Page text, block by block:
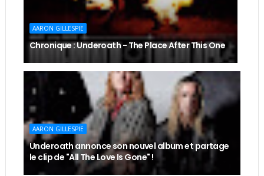
AARON GILLESPIE
Chronique : Underoath - The Place After This One
AARON GILLESPIE
Underoath annonce son nouvel album et partage
le clip de "All The Love Is Gone" !